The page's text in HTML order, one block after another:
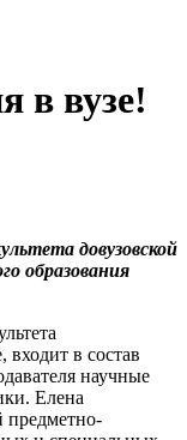
в вузе!
довузовской
образования
входит в состав
научные
Елена
предметно-